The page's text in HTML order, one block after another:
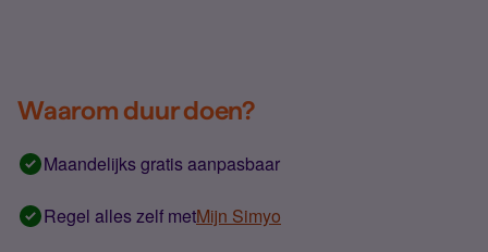
Waarom duur doen?
Maandelijks gratis aanpasbaar
Regel alles zelf metMijn Simyo